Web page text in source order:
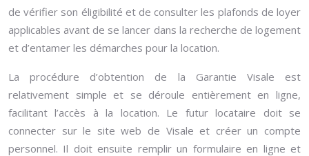
de vérifier son éligibilité et de consulter les plafonds de loyer
applicables avant de se lancer dans la recherche de logement
et d’entamer les démarches pour la location.
La procédure d’obtention de la Garantie Visale est
relativement simple et se déroule entièrement en ligne,
facilitant l’accès à la location. Le futur locataire doit se
connecter sur le site web de Visale et créer un compte
personnel. Il doit ensuite remplir un formulaire en ligne et